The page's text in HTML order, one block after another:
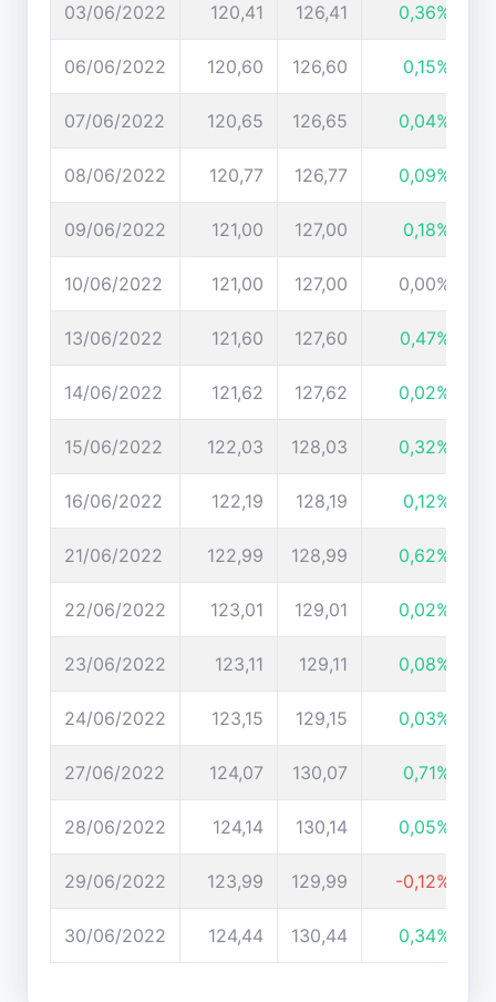
03/06/2022 120,41 126,41 0,36%
06/06/2022 120,60 126,60 0,15%
07/06/2022 120,65 126,65 0,04%
08/06/2022 120,77 126,77 0,09%
09/06/2022 121,00 127,00 0,18%
10/06/2022 121,00 127,00 0,00%
13/06/2022 121,60 127,60 0,47%
14/06/2022 121,62 127,62 0,02%
15/06/2022 122,03 128,03 0,32%
16/06/2022 122,19 128,19 0,12%
21/06/2022 122,99 128,99 0,62%
22/06/2022 123,01 129,01 0,02%
23/06/2022 123,11 129,11 0,08%
24/06/2022 123,15 129,15 0,03%
27/06/2022 124,07 130,07 0,71%
28/06/2022 124,14 130,14 0,05%
29/06/2022 123,99 129,99 -0,12%
30/06/2022 124,44 130,44 0,34%